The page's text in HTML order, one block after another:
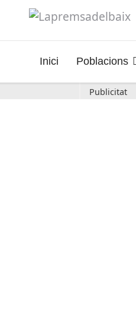
Inici Poblacions
Publicitat